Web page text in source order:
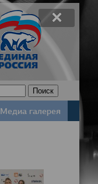
Медиа галерея